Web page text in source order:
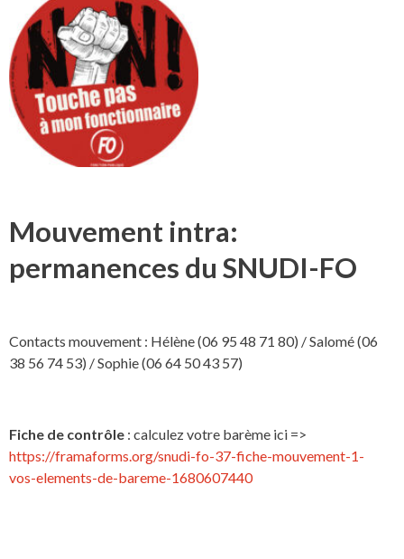
Mouvement intra:
permanences du SNUDI-FO
Contacts mouvement : Hélène (06 95 48 71 80) / Salomé (06
38 56 74 53) / Sophie (06 64 50 43 57)
Fiche de contrôle : calculez votre barème ici =>
https://framaforms.org/snudi-fo-37-fiche-mouvement-1-
vos-elements-de-bareme-1680607440